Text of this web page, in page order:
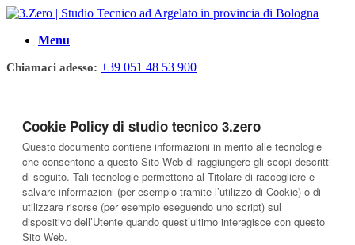
Menu
Chiamaci adesso: +39 051 48 53 900
Cookie Policy di studio tecnico 3.zero
Questo documento contiene informazioni in merito alle tecnologie
che consentono a questo Sito Web di raggiungere gli scopi descritti
di seguito. Tali tecnologie permettono al Titolare di raccogliere e
salvare informazioni (per esempio tramite l’utilizzo di Cookie) o di
utilizzare risorse (per esempio eseguendo uno script) sul
dispositivo dell’Utente quando quest’ultimo interagisce con questo
Sito Web.